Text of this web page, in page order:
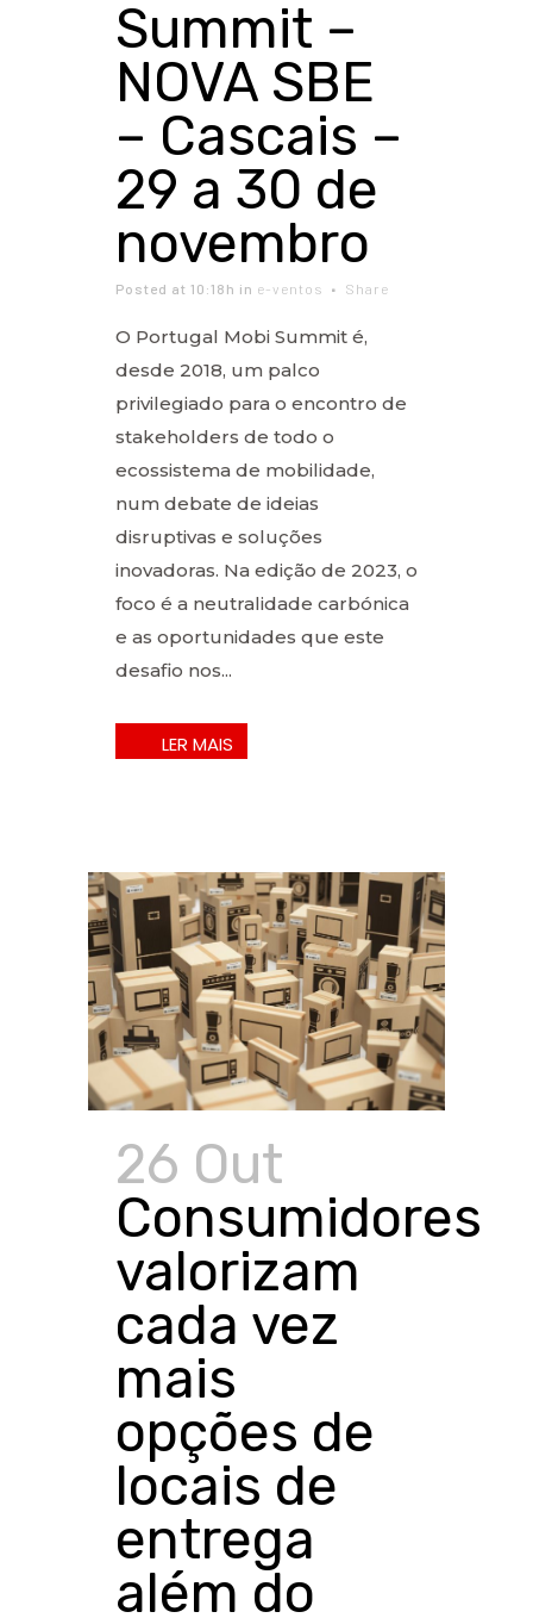
Summit –
NOVA SBE
– Cascais –
29 a 30 de
novembro
Posted at 10:18h in e-ventos Share
O Portugal Mobi Summit é,
desde 2018, um palco
privilegiado para o encontro de
stakeholders de todo o
ecossistema de mobilidade,
num debate de ideias
disruptivas e soluções
inovadoras. Na edição de 2023, o
foco é a neutralidade carbónica
e as oportunidades que este
desafio nos...
26 Out
Consumidores
valorizam
cada vez
mais
opções de
locais de
entrega
além do